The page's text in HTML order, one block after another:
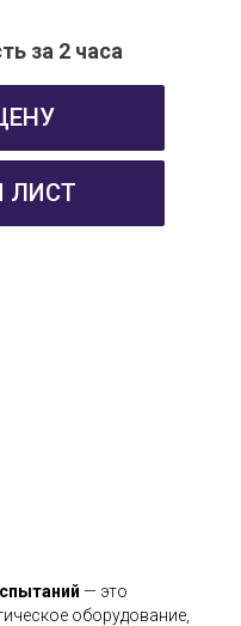
за 2 часа
ЛИСТ
— это
оборудование,